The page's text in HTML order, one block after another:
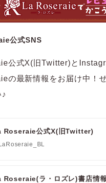
公式SNS
公式X(旧Twitter)と
の最新情報をお届け中！
Roseraie公式X(旧Twitter)
Roseraie(ラ・ロズレ)書店情